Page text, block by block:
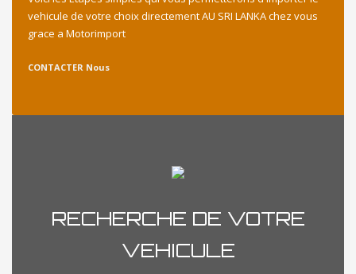
vehicule de votre choix directement AU SRI LANKA chez vous
grace a Motorimport
CONTACTER Nous
RECHERCHE DE VOTRE
VEHICULE